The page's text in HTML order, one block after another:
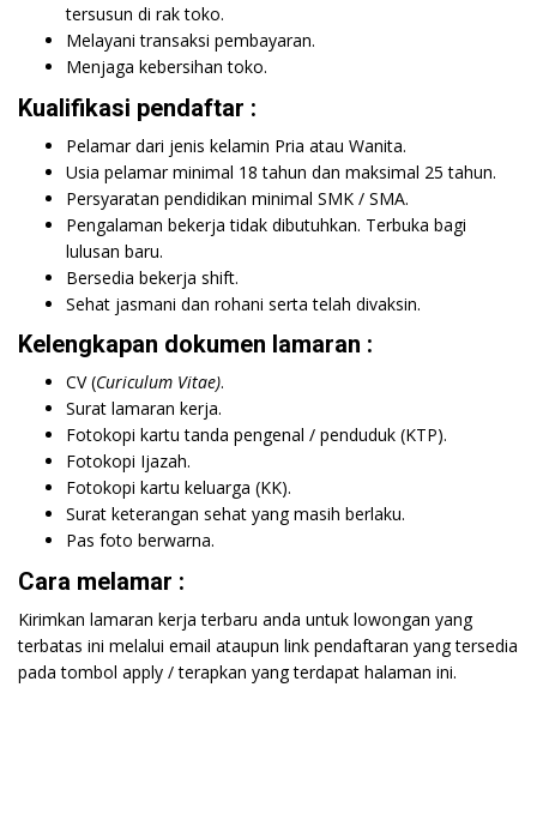
tersusun di rak toko.
Melayani transaksi pembayaran.
Menjaga kebersihan toko.
Kualifikasi pendaftar :
Pelamar dari jenis kelamin Pria atau Wanita.
Usia pelamar minimal 18 tahun dan maksimal 25 tahun.
Persyaratan pendidikan minimal SMK / SMA.
Pengalaman bekerja tidak dibutuhkan. Terbuka bagi
lulusan baru.
Bersedia bekerja shift.
Sehat jasmani dan rohani serta telah divaksin.
Kelengkapan dokumen lamaran :
CV (Curiculum Vitae).
Surat lamaran kerja.
Fotokopi kartu tanda pengenal / penduduk (KTP).
Fotokopi Ijazah.
Fotokopi kartu keluarga (KK).
Surat keterangan sehat yang masih berlaku.
Pas foto berwarna.
Cara melamar :
Kirimkan lamaran kerja terbaru anda untuk lowongan yang
terbatas ini melalui email ataupun link pendaftaran yang tersedia
pada tombol apply / terapkan yang terdapat halaman ini.